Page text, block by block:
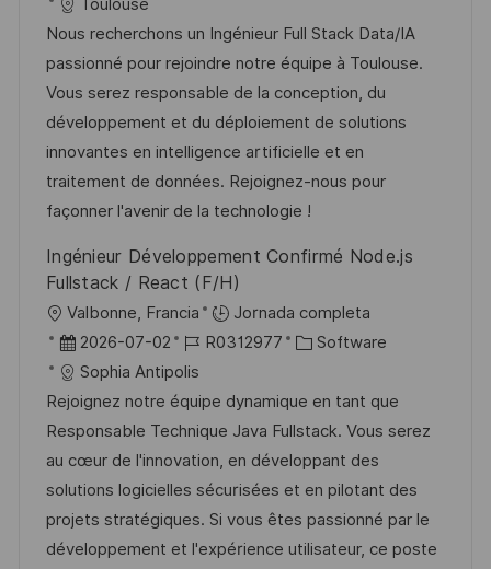
c
i
ó
n
c
a
c
i
ó
n
c
h
a
d
e
p
u
l
a
c
d
e
e
m
p
l
e
t
e
g
o
r
í
a
Nous recherchons un Ingénieur Full Stack Data/IA
passionné pour rejoindre notre équipe à Toulouse.
Vous serez responsable de la conception, du
développement et du déploiement de solutions
innovantes en intelligence artificielle et en
traitement de données. Rejoignez-nous pour
façonner l'avenir de la technologie !
Ingénieur Développement Confirmé Node.js
Fullstack / React (F/H)
U
b
c
a
c
i
ó
n
Valbonne, Francia
Jornada completa
F
e
c
h
a
d
e
p
2026-07-02
I
D
d
e
e
m
p
l
R0312977
C
t
e
g
o
r
í
Software
Sophia Antipolis
Rejoignez notre équipe dynamique en tant que
Responsable Technique Java Fullstack. Vous serez
au cœur de l'innovation, en développant des
solutions logicielles sécurisées et en pilotant des
projets stratégiques. Si vous êtes passionné par le
développement et l'expérience utilisateur, ce poste